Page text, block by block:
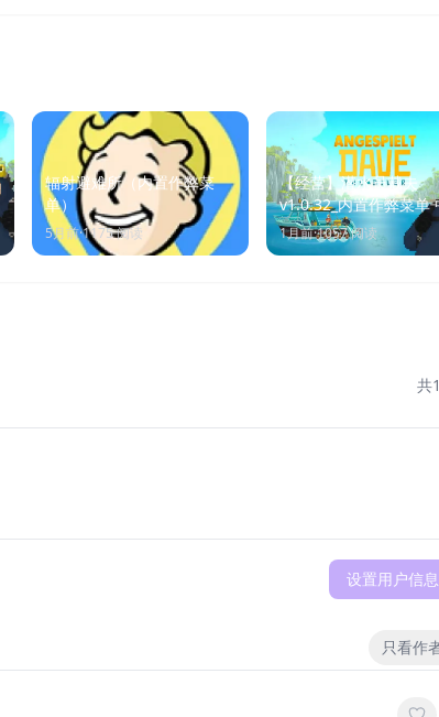
辐射避难所（内置作弊菜
单）
5月前·1175阅读
【经营】潜水员戴夫
v1.0.32_内置作弊菜单
版
1月前·1057阅读
共
设置用户信息
只看作